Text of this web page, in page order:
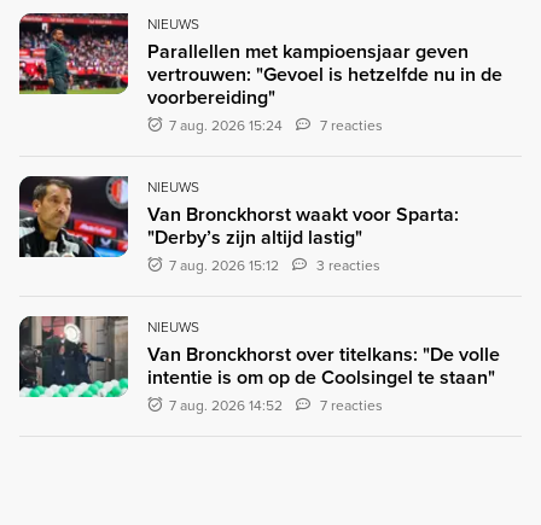
NIEUWS
Parallellen met kampioensjaar geven
vertrouwen: "Gevoel is hetzelfde nu in de
voorbereiding"
7 aug. 2026 15:24 7 reacties
NIEUWS
Van Bronckhorst waakt voor Sparta:
"Derby’s zijn altijd lastig"
7 aug. 2026 15:12 3 reacties
NIEUWS
Van Bronckhorst over titelkans: "De volle
intentie is om op de Coolsingel te staan"
7 aug. 2026 14:52 7 reacties